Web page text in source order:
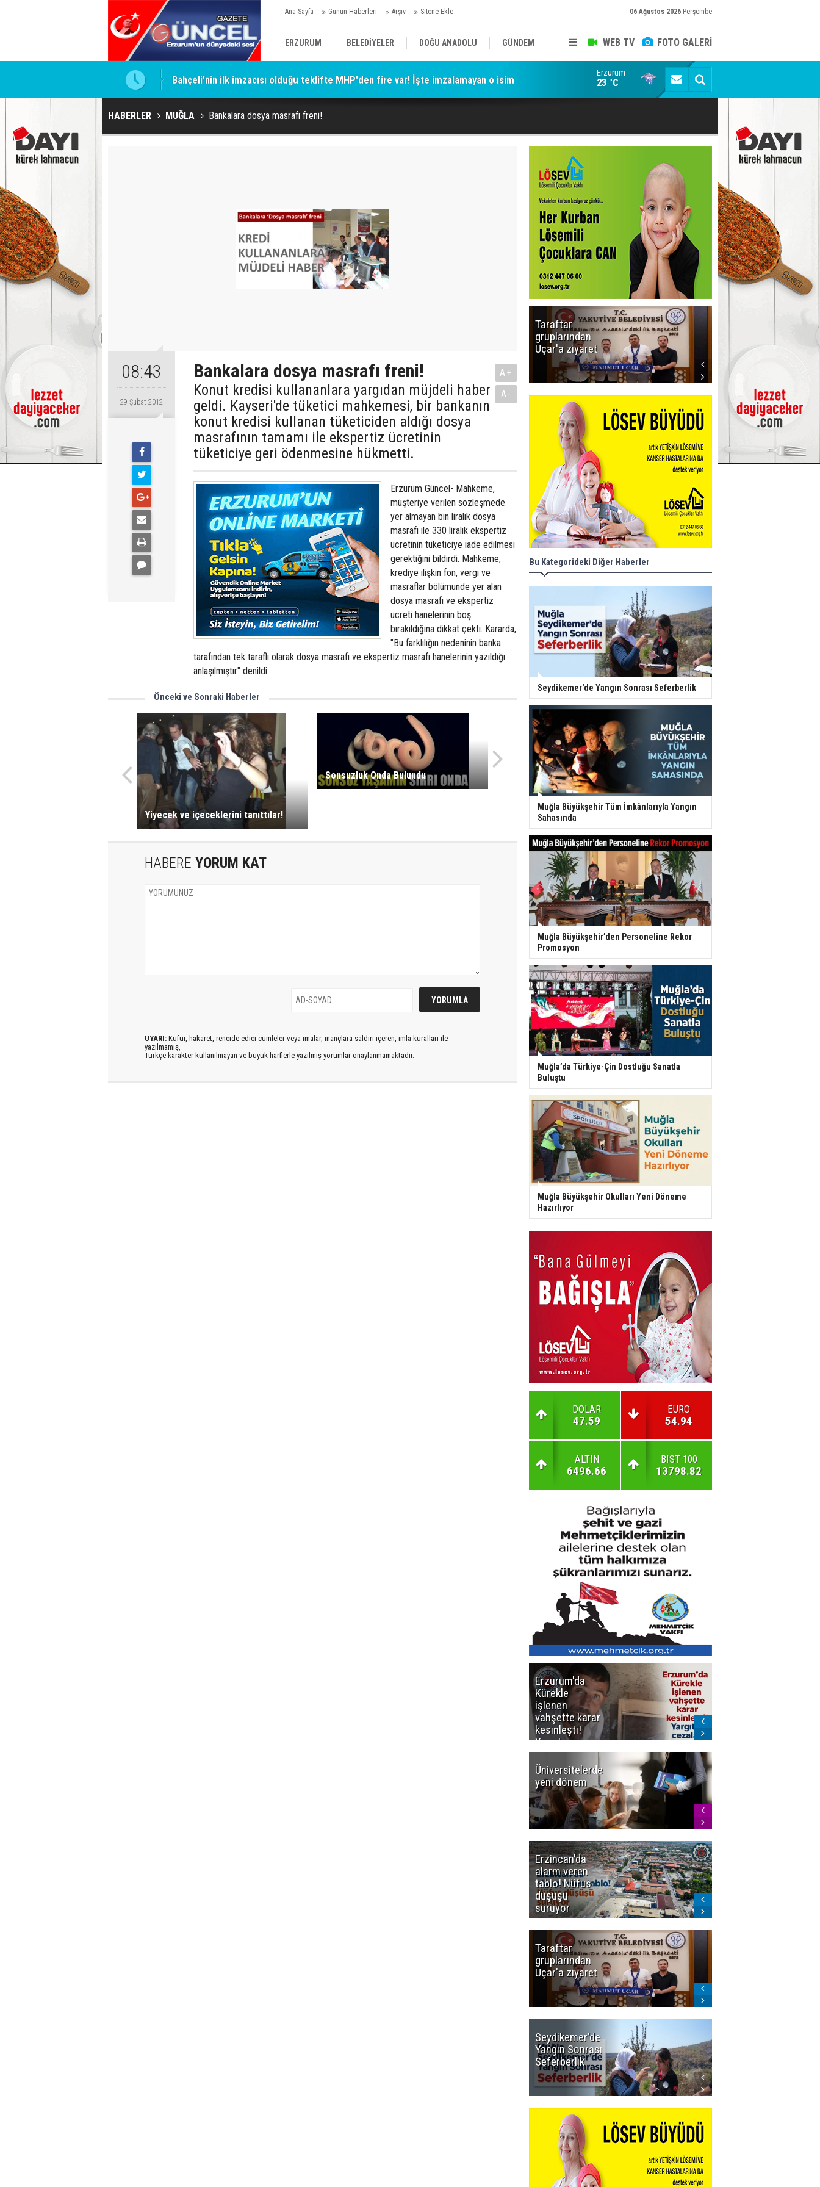
Ana Sayfa Günün Haberleri Arşiv Sitene Ekle 06 Ağustos 2026 Perşembe
WEB TV FOTO GALERİ
ERZURUM BELEDİYELER DOĞU ANADOLU GÜNDEM
SİYASET AFAD/ SAVAŞ SPOR
KÜLTÜR/SANAT//MAĞAZİN
Bahçeli'nin ilk imzacısı olduğu teklifte MHP'den fire var! İşte imzalamayan o isim Siyaset-Sermaye Çizgisinde Haklılığın Resmi:
Erzurum
23 °C
HABERLER MUĞLA Bankalara dosya masrafı freni!
08:43
29 Şubat 2012
Bankalara dosya masrafı freni!
Konut kredisi kullananlara yargıdan müjdeli haber
geldi. Kayseri'de tüketici mahkemesi, bir bankanın
konut kredisi kullanan tüketiciden aldığı dosya
masrafının tamamı ile ekspertiz ücretinin
tüketiciye geri ödenmesine hükmetti.
A+
A-
Erzurum Güncel- Mahkeme,
müşteriye verilen sözleşmede
yer almayan bin liralık dosya
masrafı ile 330 liralık ekspertiz
ücretinin tüketiciye iade edilmesi
gerektiğini bildirdi. Mahkeme,
krediye ilişkin fon, vergi ve
masraflar bölümünde yer alan
dosya masrafı ve ekspertiz
ücreti hanelerinin boş
bırakıldığına dikkat çekti. Kararda,
"Bu farklılığın nedeninin banka
tarafından tek taraflı olarak dosya masrafı ve ekspertiz masrafı hanelerinin yazıldığı
anlaşılmıştır" denildi.
Önceki ve Sonraki Haberler
Yiyecek ve içeceklerini tanıttılar!
Sonsuzluk Onda Bulundu
HABERE YORUM KAT
UYARI: Küfür, hakaret, rencide edici cümleler veya imalar, inançlara saldırı içeren, imla kuralları ile
yazılmamış,
Türkçe karakter kullanılmayan ve büyük harflerle yazılmış yorumlar onaylanmamaktadır.
Taraftar
gruplarından
Uçar'a ziyaret
başlıyor! İlk
düdük Bolu'da
çalacak
Bu Kategorideki Diğer Haberler
Seydikemer'de Yangın Sonrası Seferberlik
Muğla Büyükşehir Tüm İmkânlarıyla Yangın
Sahasında
Muğla Büyükşehir’den Personeline Rekor
Promosyon
Muğla’da Türkiye-Çin Dostluğu Sanatla
Buluştu
Muğla Büyükşehir Okulları Yeni Döneme
Hazırlıyor
DOLAR
47.59
EURO
54.94
ALTIN
6496.66
BIST 100
13798.82
Erzurum'da
Kürekle
işlenen
vahşette karar
kesinleşti!
Yargıtay
cezaları onadı
Üniversitelerde
yeni dönem
Erzincan'da
alarm veren
tablo! Nüfus
düşüşü
sürüyor
Taraftar
gruplarından
Uçar'a ziyaret
Seydikemer'de
Yangın Sonrası
Seferberlik